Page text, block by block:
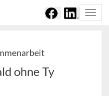
ohne Ty